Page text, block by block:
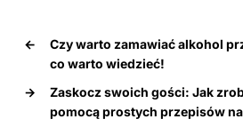
←
Czy warto zamawiać alkohol
co warto wiedzieć!
→
Zaskocz swoich gości: Jak
pomocą prostych przepisów